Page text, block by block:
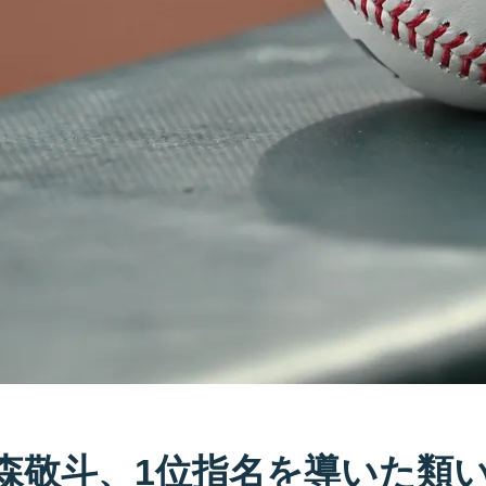
敬斗、1位指名を導いた類